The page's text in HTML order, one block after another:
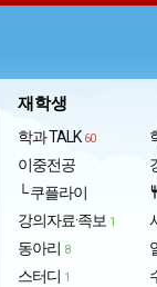
재학생
학과 TALK 60
이중전공
└ 쿠플라이
강의자료·족보 1
동아리 8
스터디 1